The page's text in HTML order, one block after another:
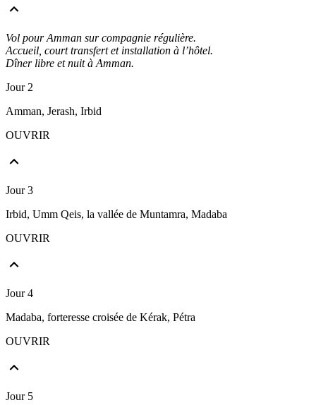
Vol pour Amman sur compagnie régulière.
Accueil, court transfert et installation à l’hôtel.
Dîner libre et nuit à Amman.
Jour 2
Amman, Jerash, Irbid
OUVRIR
Jour 3
Irbid, Umm Qeis, la vallée de Muntamra, Madaba
OUVRIR
Jour 4
Madaba, forteresse croisée de Kérak, Pétra
OUVRIR
Jour 5